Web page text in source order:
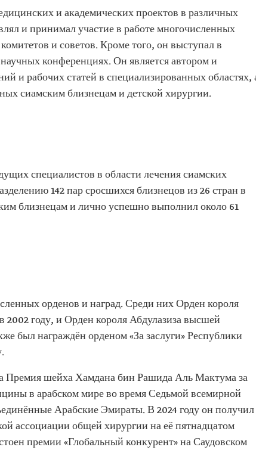
и академических проектов в различных
и принимал участие в работе многочисленных
и советов. Кроме того, он выступал в
конференциях. Он является автором и
и рабочих статей в специализированных областях,
сиамским близнецам и детской хирургии.
специалистов в области лечения сиамских
142 пар сросшихся близнецов из 26 стран в
близнецам и лично успешно выполнил около 61
орденов и наград. Среди них Орден короля
2002 году, и Орден короля Абдулазиза высшей
был награждён орденом «За заслуги» Республики
Премия шейха Хамдана бин Рашида Аль Мактума за
в арабском мире во время Седьмой всемирной
Арабские Эмираты. В 2024 году он получил
ассоциации общей хирургии на её пятнадцатом
премии «Глобальный конкурент» на Саудовском